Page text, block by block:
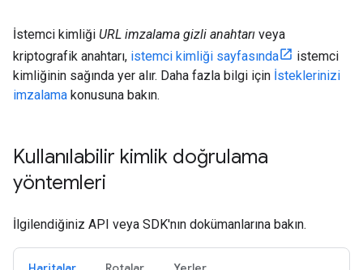
İstemci kimliği URL imzalama gizli anahtarı veya
kriptografik anahtarı, istemci kimliği sayfasında
istemci
kimliğinin sağında yer alır. Daha fazla bilgi için İsteklerinizi
imzalama konusuna bakın.
Kullanılabilir kimlik doğrulama
yöntemleri
İlgilendiğiniz API veya SDK'nın dokümanlarına bakın.